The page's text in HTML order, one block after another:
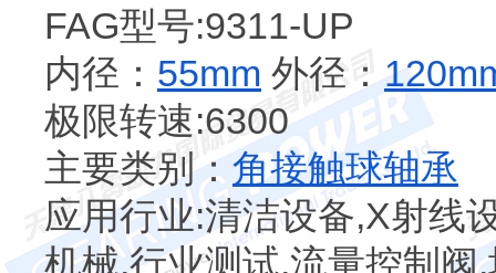
FAG型号:9311-UP
内径： 55mm 外径：
极限转速:6300
主要类别：角接触球轴承
应用行业:清洁设备,X射线
机械,行业测试,流量控制